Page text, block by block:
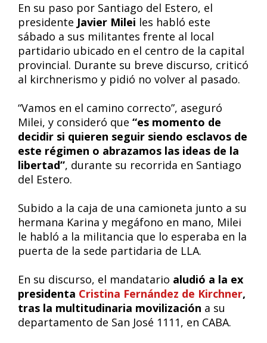
En su paso por Santiago del Estero, el
presidente Javier Milei les habló este
sábado a sus militantes frente al local
partidario ubicado en el centro de la capital
provincial. Durante su breve discurso, criticó
al kirchnerismo y pidió no volver al pasado.
“Vamos en el camino correcto”, aseguró
Milei, y consideró que “es momento de
decidir si quieren seguir siendo esclavos de
este régimen o abrazamos las ideas de la
libertad”, durante su recorrida en Santiago
del Estero.
Subido a la caja de una camioneta junto a su
hermana Karina y megáfono en mano, Milei
le habló a la militancia que lo esperaba en la
puerta de la sede partidaria de LLA.
En su discurso, el mandatario aludió a la ex
presidenta Cristina Fernández de Kirchner,
tras la multitudinaria movilización a su
departamento de San José 1111, en CABA.